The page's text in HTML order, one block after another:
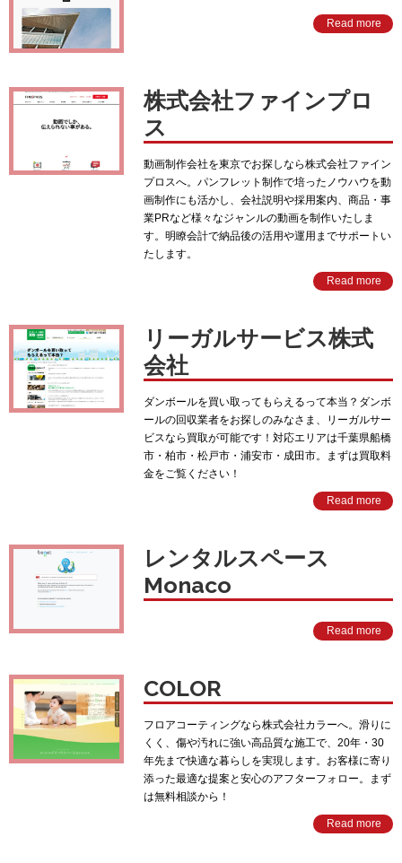
Read more
株式会社ファインプロ
ス
動画制作会社を東京でお探しなら株式会社ファイン
プロスへ。パンフレット制作で培ったノウハウを動
画制作にも活かし、会社説明や採用案内、商品・事
業PRなど様々なジャンルの動画を制作いたしま
す。明瞭会計で納品後の活用や運用までサポートい
たします。
Read more
リーガルサービス株式
会社
ダンボールを買い取ってもらえるって本当？ダンボ
ールの回収業者をお探しのみなさま、リーガルサー
ビスなら買取が可能です！対応エリアは千葉県船橋
市・柏市・松戸市・浦安市・成田市。まずは買取料
金をご覧ください！
Read more
レンタルスペース
Monaco
Read more
COLOR
フロアコーティングなら株式会社カラーへ。滑りに
くく、傷や汚れに強い高品質な施工で、20年・30
年先まで快適な暮らしを実現します。お客様に寄り
添った最適な提案と安心のアフターフォロー。まず
は無料相談から！
Read more